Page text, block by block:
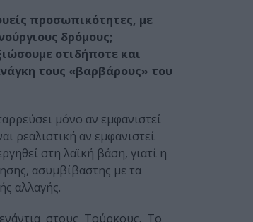
προσωπικότητες, με
δρόμους;
οτιδήποτε και
τους «βαρβάρους» του
μόνο αν εμφανιστεί
ρεαλιστική αν εμφανιστεί
στη λαϊκή βάση, γιατί η
ασυμβίβαστης με τα
αλλαγής.
στους Τούρκους. Το